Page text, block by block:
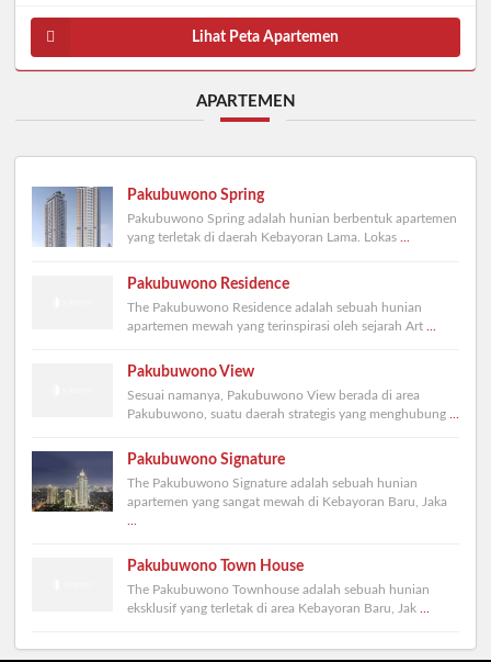
Lihat Peta Apartemen
APARTEMEN
Pakubuwono Spring
Pakubuwono Spring adalah hunian berbentuk apartemen
yang terletak di daerah Kebayoran Lama. Lokas
Pakubuwono Residence
The Pakubuwono Residence adalah sebuah hunian
apartemen mewah yang terinspirasi oleh sejarah Art
Pakubuwono View
Sesuai namanya, Pakubuwono View berada di area
Pakubuwono, suatu daerah strategis yang menghubung
Pakubuwono Signature
The Pakubuwono Signature adalah sebuah hunian
apartemen yang sangat mewah di Kebayoran Baru, Jaka
Pakubuwono Town House
The Pakubuwono Townhouse adalah sebuah hunian
eksklusif yang terletak di area Kebayoran Baru, Jak